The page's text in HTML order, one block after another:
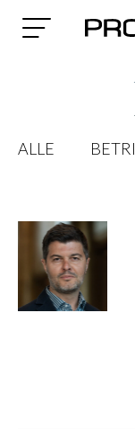
Search
ALLE